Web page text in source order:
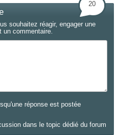
20
souhaitez réagir, engager une
un commentaire.
réponse est postée
dans le topic dédié du forum